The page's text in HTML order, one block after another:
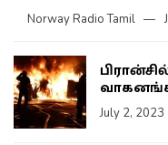
Norway Radio Tamil
July 2, 2023